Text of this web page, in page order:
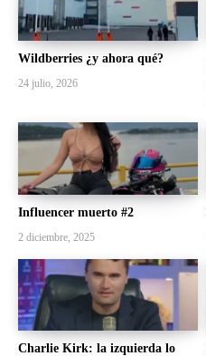
Wildberries ¿y ahora qué?
24 julio, 2026
Influencer muerto #2
2 diciembre, 2025
Charlie Kirk: la izquierda lo